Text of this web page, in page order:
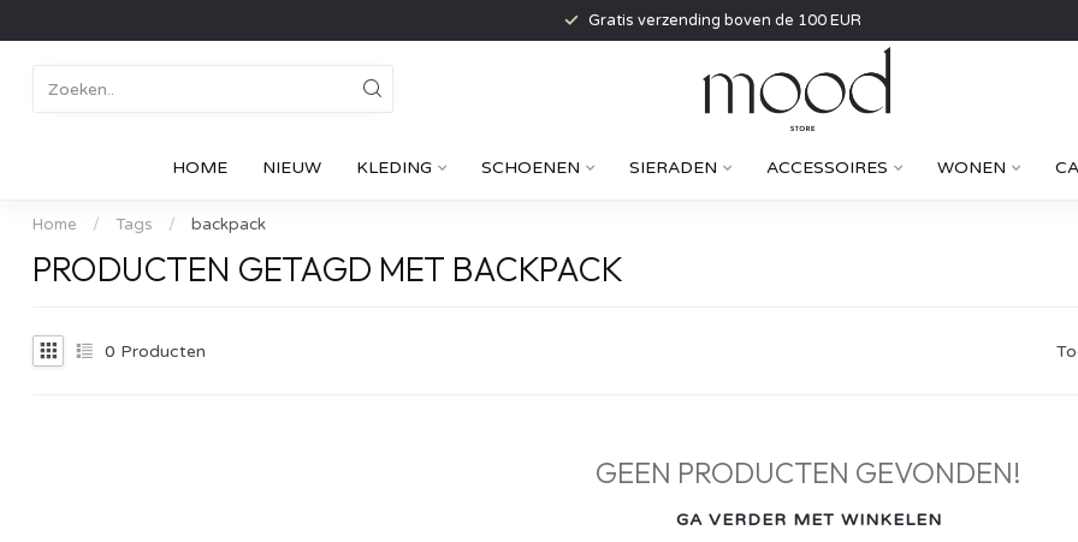
Gratis verzending boven de 100 EUR
HOME NIEUW KLEDING SCHOENEN SIERADEN ACCESSOIRES WONEN
Home / Tags / backpack
PRODUCTEN GETAGD MET BACKPACK
0 Producten
GEEN PRODUCTEN GEVONDEN!
GA VERDER MET WINKELEN